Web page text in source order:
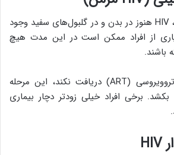
در این مرحله از عفونت، HIV هنوز در بدن و در گلبول‌های سفید وجود
از افراد ممکن است در این مدت هیچ
باشند.
اگر بیمار درمان ضد رتروویروسی (ART) دریافت نکند، این مرحله
برخی افراد خیلی زودتر دچار بیماری
HIV